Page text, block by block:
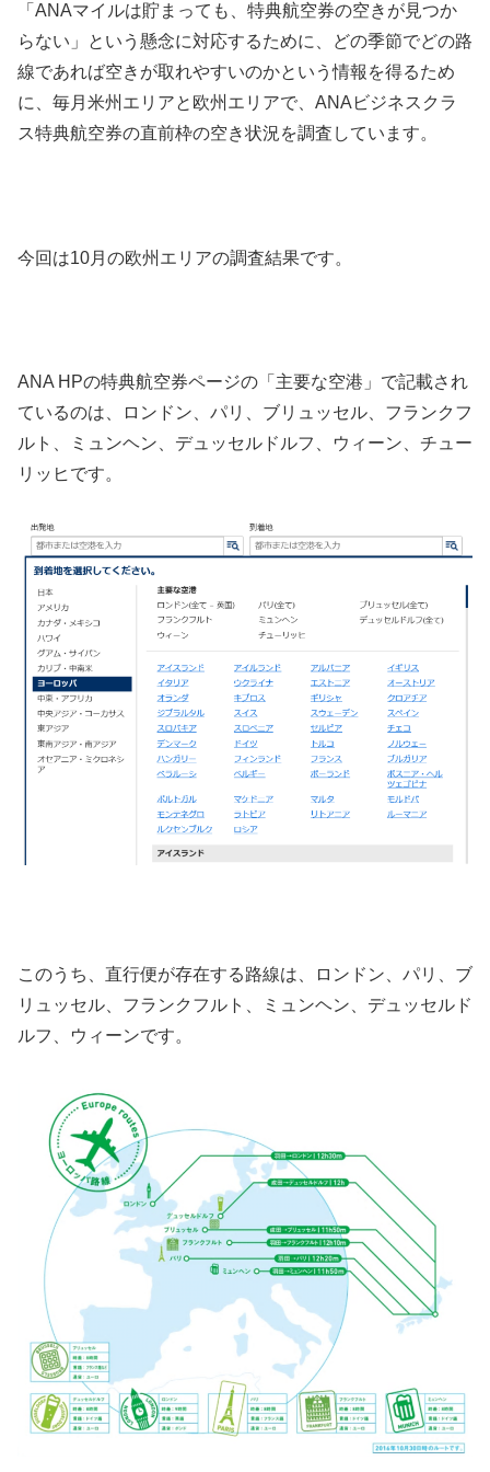
「ANAマイルは貯まっても、特典航空券の空きが見つか
らない」という懸念に対応するために、どの季節でどの路
線であれば空きが取れやすいのかという情報を得るため
に、毎月米州エリアと欧州エリアで、ANAビジネスクラ
ス特典航空券の直前枠の空き状況を調査しています。
今回は10月の欧州エリアの調査結果です。
ANA HPの特典航空券ページの「主要な空港」で記載され
ているのは、ロンドン、パリ、ブリュッセル、フランクフ
ルト、ミュンヘン、デュッセルドルフ、ウィーン、チュー
リッヒです。
このうち、直行便が存在する路線は、ロンドン、パリ、ブ
リュッセル、フランクフルト、ミュンヘン、デュッセルド
ルフ、ウィーンです。